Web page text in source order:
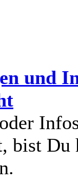
und
bist Du